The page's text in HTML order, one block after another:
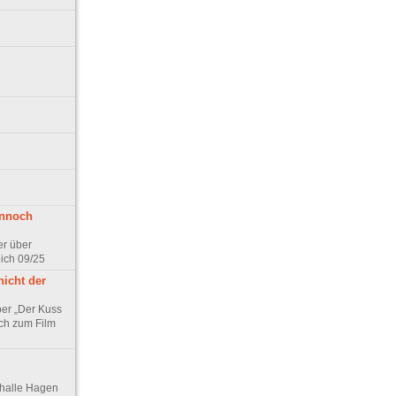
über
09/25
der
„Der Kuss
zum Film
Hagen